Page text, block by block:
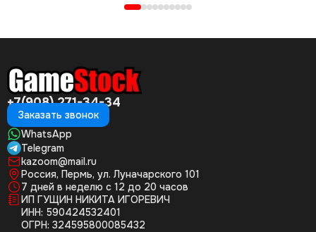
+7(908) 271-34-34
Заказать звонок
WhatsApp
Telegram
kazoom@mail.ru
Россия, Пермь, ул. Луначарского 101
7 дней в неделю с 12 до 20 часов
ИП ГУЩИН НИКИТА ИГОРЕВИЧ
ИНН: 590424532401
ОГРН: 324595800085432